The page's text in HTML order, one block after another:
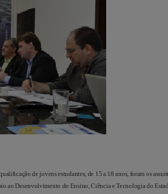
de jovens estudantes, de 15 a 18 anos, foram os
ao Desenvolvimento do Ensino, Ciência e Tecnologia do